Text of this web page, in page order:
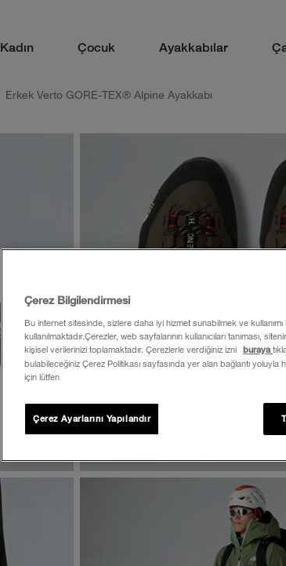
Kadın Çocuk Ayakkabılar
Erkek Verto GORE-TEX® Alpine Ayakkabı
Çerez Bilgilendirmesi
Bu internet sitesinde, sizlere daha iyi hizmet sunabilmek ve
kullanılmaktadır.Çerezler, web sayfalarının kullanıcıları tanıması,
kişisel verilerinizi toplamaktadır. Çerezlerle verdiğiniz izni
buraya
bulabileceğiniz Çerez Politikası sayfasında yer alan bağlantı
için lütfen
Çerez Ayarlarını Yapılandır